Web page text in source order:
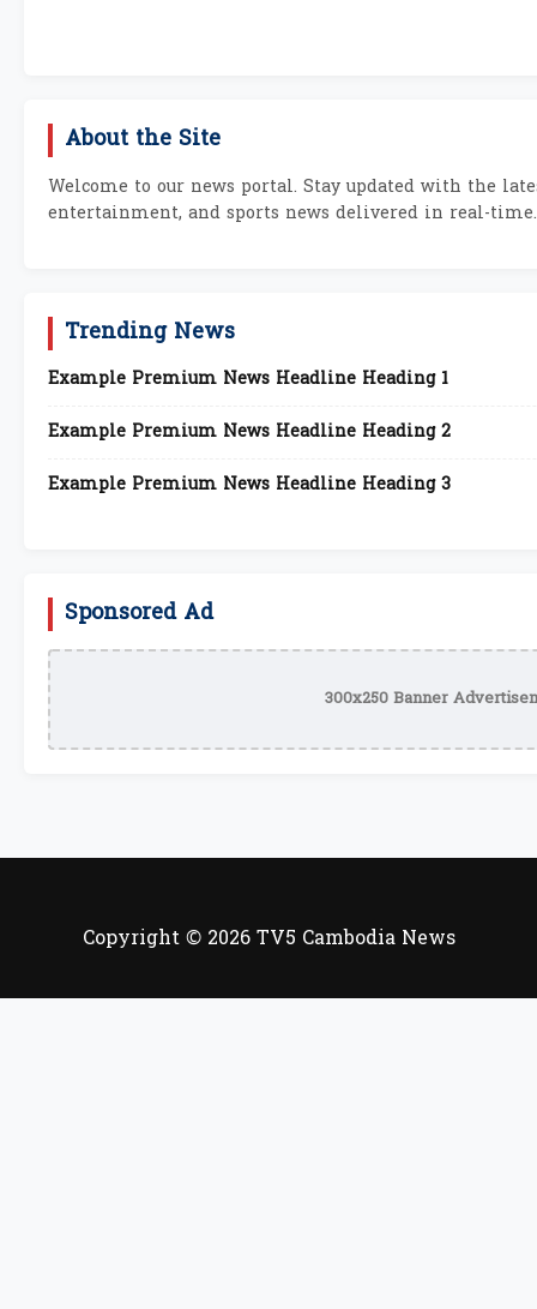
About the Site
Welcome to our news portal. Stay updated with the
entertainment, and sports news delivered in real-time.
Trending News
Example Premium News Headline Heading 1
Example Premium News Headline Heading 2
Example Premium News Headline Heading 3
Sponsored Ad
300x250 Banner
Copyright © 2026 TV5 Cambodia News